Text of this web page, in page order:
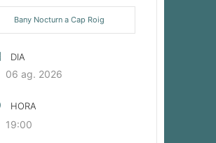
Bany Nocturn a Cap Roig
DIA
06 ag. 2026
HORA
19:00